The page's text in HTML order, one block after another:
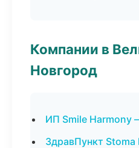
Компании в
Новгород
ИП Smile Harmony
ЗдравПункт